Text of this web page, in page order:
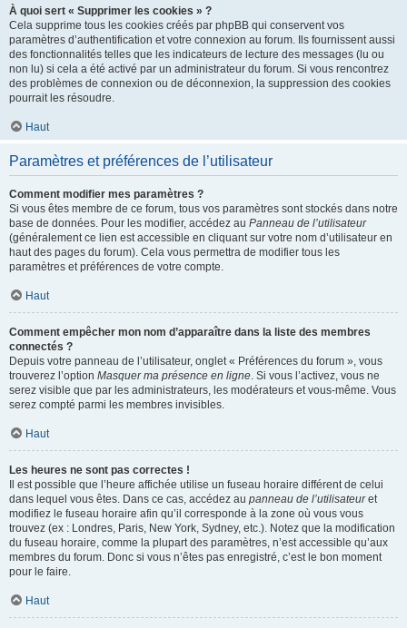
À quoi sert « Supprimer les cookies » ?
Cela supprime tous les cookies créés par phpBB qui conservent vos
paramètres d’authentification et votre connexion au forum. Ils fournissent aussi
des fonctionnalités telles que les indicateurs de lecture des messages (lu ou
non lu) si cela a été activé par un administrateur du forum. Si vous rencontrez
des problèmes de connexion ou de déconnexion, la suppression des cookies
pourrait les résoudre.
Haut
Paramètres et préférences de l’utilisateur
Comment modifier mes paramètres ?
Si vous êtes membre de ce forum, tous vos paramètres sont stockés dans notre
base de données. Pour les modifier, accédez au Panneau de l’utilisateur
(généralement ce lien est accessible en cliquant sur votre nom d’utilisateur en
haut des pages du forum). Cela vous permettra de modifier tous les
paramètres et préférences de votre compte.
Haut
Comment empêcher mon nom d’apparaître dans la liste des membres
connectés ?
Depuis votre panneau de l’utilisateur, onglet « Préférences du forum », vous
trouverez l’option Masquer ma présence en ligne. Si vous l’activez, vous ne
serez visible que par les administrateurs, les modérateurs et vous-même. Vous
serez compté parmi les membres invisibles.
Haut
Les heures ne sont pas correctes !
Il est possible que l’heure affichée utilise un fuseau horaire différent de celui
dans lequel vous êtes. Dans ce cas, accédez au panneau de l’utilisateuret
modifiez le fuseau horaire afin qu’il corresponde à la zone où vous vous
trouvez (ex : Londres, Paris, New York, Sydney, etc.). Notez que la modification
du fuseau horaire, comme la plupart des paramètres, n’est accessible qu’aux
membres du forum. Donc si vous n’êtes pas enregistré, c’est le bon moment
pour le faire.
Haut